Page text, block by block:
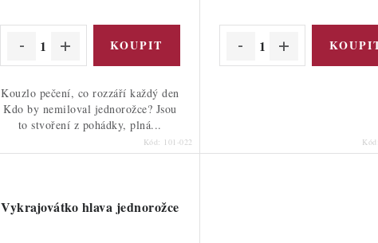
Kouzlo pečení, co rozzáří každý den
Kdo by nemiloval jednorožce? Jsou
to stvoření z pohádky, plná...
Kód: 101-022 Kód:
Vykrajovátko hlava jednorožce